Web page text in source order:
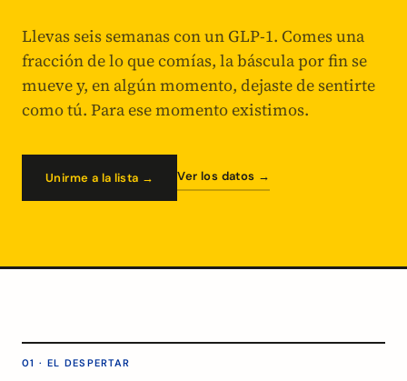
Llevas seis semanas con un GLP-1. Comes una
fracción de lo que comías, la báscula por fin se
mueve y, en algún momento, dejaste de sentirte
como tú. Para ese momento existimos.
Unirme a la lista → Ver los datos →
01 · EL DESPERTAR